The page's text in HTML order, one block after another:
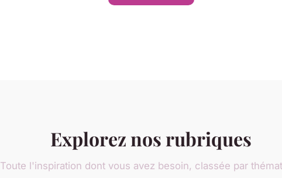
Explorez nos rubriques
Toute l'inspiration dont vous avez besoin, classée par